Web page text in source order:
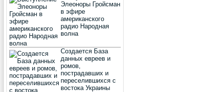
Элеоноры Гройсман
в эфире
американского
радио Народная
волна
Создается База
данных евреев и
ромов,
пострадавших и
переселившихся с
востока Украины